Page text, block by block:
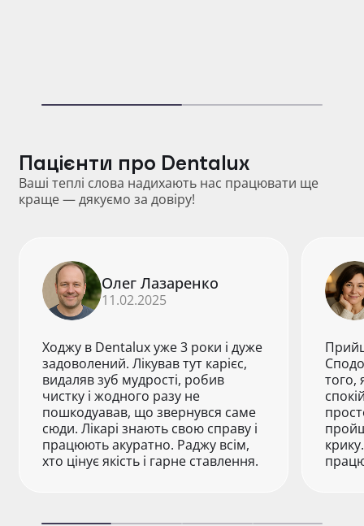
Пацієнти про Dentalux
Ваші теплі слова надихають нас працювати ще
краще — дякуємо за довіру!
Олег Лазаренко
11.02.2025
Ходжу в Dentalux уже 3 роки і дуже
задоволений. Лікував тут карієс,
видаляв зуб мудрості, робив
чистку і жодного разу не
пошкодуавав, що звернувся саме
сюди. Лікарі знають свою справу і
працюють акуратно. Раджу всім,
хто цінує якість і гарне ставлення.
того,